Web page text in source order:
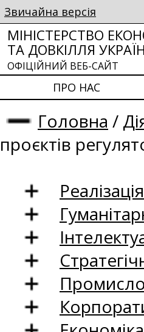
Звичайна версія
МІНІСТЕРСТВО
ТА ДОВКІЛЛЯ
ОФІЦІЙНИЙ ВЕБ-САЙТ
ПРО НАС
Головна /
проєктів